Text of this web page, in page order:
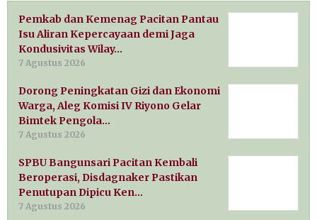
Pemkab dan Kemenag Pacitan Pantau
Isu Aliran Kepercayaan demi Jaga
Kondusivitas Wilay…
7 Agustus 2026
Dorong Peningkatan Gizi dan Ekonomi
Warga, Aleg Komisi IV Riyono Gelar
Bimtek Pengola…
7 Agustus 2026
SPBU Bangunsari Pacitan Kembali
Beroperasi, Disdagnaker Pastikan
Penutupan Dipicu Ken…
7 Agustus 2026